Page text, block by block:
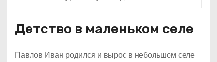
Детство в маленьком селе
Павлов Иван родился и вырос в небольшом селе